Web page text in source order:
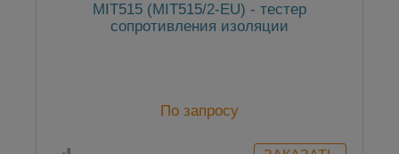
MIT515 (MIT515/2-EU) - тестер
сопротивления изоляции
По запросу